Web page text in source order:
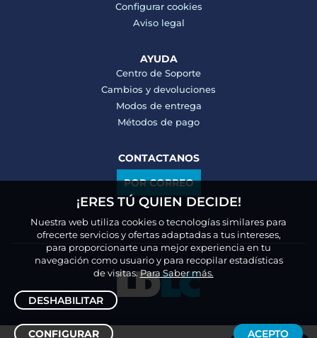
Configurar cookies
Aviso legal
AYUDA
Centro de Soporte
Cambios y devoluciones
Modos de entrega
Métodos de pago
CONTACTANOS
POR CORREO
¡ERES TÚ QUIEN DECIDE!
Nuestra web utiliza cookies o tecnologías similares para
ofrecerte servicios y ofertas adaptadas a tus intereses,
para proporcionarte una mejor experiencia en tu
navegación como usuario y para recopilar estadísticas
de visitas.Para Saber más.
DESHABILITAR
CONFIGURAR ACEPTO